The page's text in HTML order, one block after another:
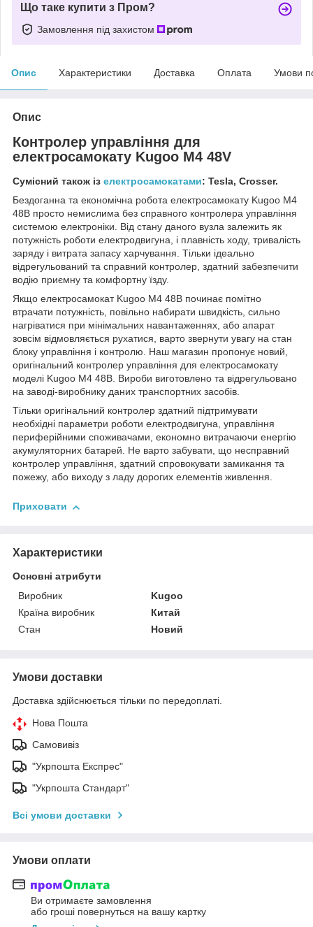
Що таке купити з Пром?
Замовлення під захистом
Опис Характеристики Доставка Оплата Умови
Опис
Контролер управління для
електросамокату Kugoo M4 48V
Сумісний також із електросамокатами: Tesla, Crosser.
Бездоганна та економічна робота електросамокату Kugoo M4
48В просто немислима без справного контролера управління
системою електроніки. Від стану даного вузла залежить як
потужність роботи електродвигуна, і плавність ходу, тривалість
заряду і витрата запасу харчування. Тільки ідеально
відрегульований та справний контролер, здатний забезпечити
водію приємну та комфортну їзду.
Якщо електросамокат Kugoo M4 48В починає помітно
втрачати потужність, повільно набирати швидкість, сильно
нагріватися при мінімальних навантаженнях, або апарат
зовсім відмовляється рухатися, варто звернути увагу на стан
блоку управління і контролю. Наш магазин пропонує новий,
оригінальний контролер управління для електросамокату
моделі Kugoo M4 48В. Вироби виготовлено та відрегульовано
на заводі-виробнику даних транспортних засобів.
Тільки оригінальний контролер здатний підтримувати
необхідні параметри роботи електродвигуна, управління
периферійними споживачами, економно витрачаючи енергію
акумуляторних батарей. Не варто забувати, що несправний
контролер управління, здатний спровокувати замикання та
пожежу, або виходу з ладу дорогих елементів живлення.
Приховати
Характеристики
Основні атрибути
Виробник
Kugoo
Країна виробник
Китай
Стан
Новий
Умови доставки
Доставка здійснюється тільки по передоплаті.
Нова Пошта
Самовивіз
"Укрпошта Експрес"
"Укрпошта Стандарт"
Всі умови доставки
Умови оплати
Ви отримаєте замовлення
або гроші повернуться на вашу картку